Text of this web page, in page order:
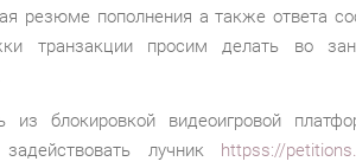
резюме пополнения а также ответа
транзакции просим делать во
из блокировкой видеоигровой
задействовать лучник httpss://